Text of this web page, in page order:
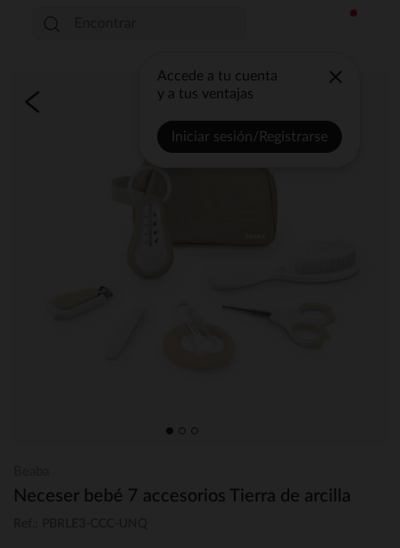
Accede a tu cuenta
y a tus ventajas
Iniciar sesión/Registrarse
Neceser bebé 7 accesorios Tierra de arcilla